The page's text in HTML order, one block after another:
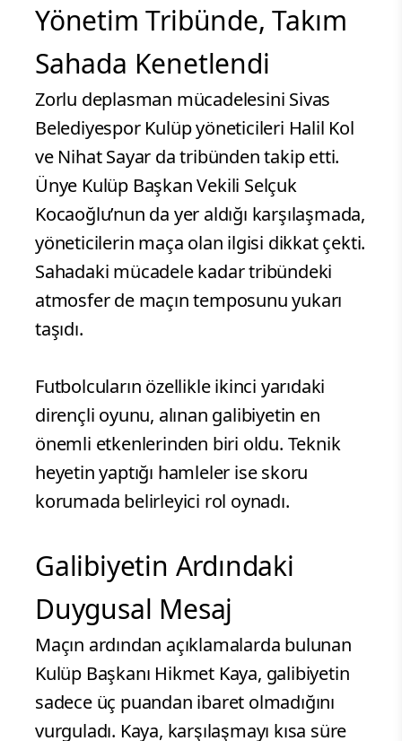
Yönetim Tribünde, Takım
Sahada Kenetlendi
Zorlu deplasman mücadelesini Sivas
Belediyespor Kulüp yöneticileri Halil Kol
ve Nihat Sayar da tribünden takip etti.
Ünye Kulüp Başkan Vekili Selçuk
Kocaoğlu’nun da yer aldığı karşılaşmada,
yöneticilerin maça olan ilgisi dikkat çekti.
Sahadaki mücadele kadar tribündeki
atmosfer de maçın temposunu yukarı
taşıdı.
Futbolcuların özellikle ikinci yarıdaki
dirençli oyunu, alınan galibiyetin en
önemli etkenlerinden biri oldu. Teknik
heyetin yaptığı hamleler ise skoru
korumada belirleyici rol oynadı.
Galibiyetin Ardındaki
Duygusal Mesaj
Maçın ardından açıklamalarda bulunan
Kulüp Başkanı Hikmet Kaya, galibiyetin
sadece üç puandan ibaret olmadığını
vurguladı. Kaya, karşılaşmayı kısa süre